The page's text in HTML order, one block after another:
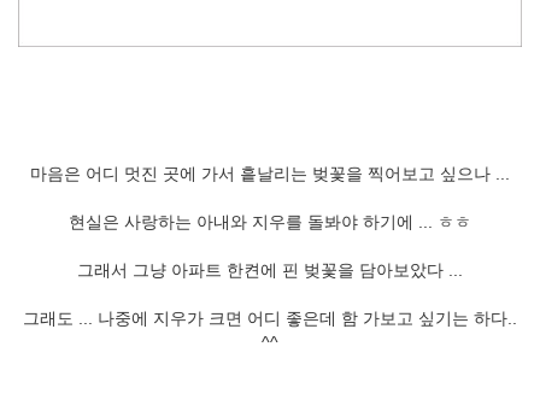
마음은 어디 멋진 곳에 가서 흩날리는 벚꽃을 찍어보고 싶으나 ...
현실은 사랑하는 아내와 지우를 돌봐야 하기에 ... ㅎㅎ
그래서 그냥 아파트 한켠에 핀 벚꽃을 담아보았다 ...
그래도 ... 나중에 지우가 크면 어디 좋은데 함 가보고 싶기는 하다..
^^